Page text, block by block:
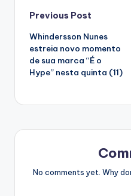
Post
navigation
Previous Post
Whindersson Nunes
estreia novo momento
de sua marca “É o
Hype” nesta quinta (11)
No comments yet. Why